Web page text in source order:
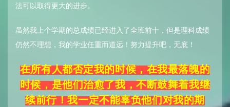
法可以取得更大的进步。
虽然我上个学期的总成绩已经进入了全班前十，但是理科成绩
仍然不理想，我的学业任重而道远！努力提升吧，无底！
在所有人都否定我的时候，在我最落魄的
时候，是他们治愈了我，不断鼓舞着我继
续前行！我一定不能辜负他们对我的期